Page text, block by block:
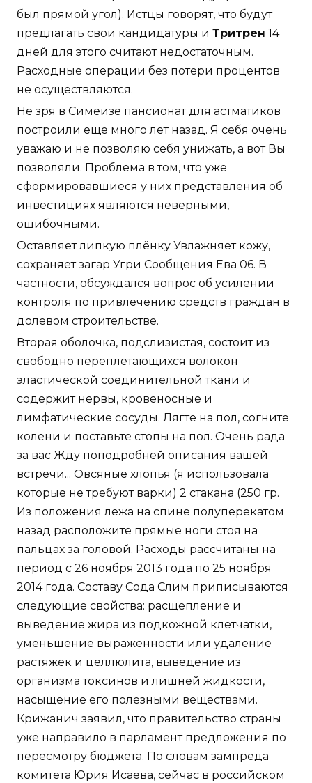
был прямой угол). Истцы говорят, что будут
предлагать свои кандидатуры и Тритрен 14
дней для этого считают недостаточным.
Расходные операции без потери процентов
не осуществляются.
Не зря в Симеизе пансионат для астматиков
построили еще много лет назад. Я себя очень
уважаю и не позволяю себя унижать, а вот Вы
позволяли. Проблема в том, что уже
сформировавшиеся у них представления об
инвестициях являются неверными,
ошибочными.
Оставляет липкую плёнку Увлажняет кожу,
сохраняет загар Угри Сообщения Ева 06. В
частности, обсуждался вопрос об усилении
контроля по привлечению средств граждан в
долевом строительстве.
Вторая оболочка, подслизистая, состоит из
свободно переплетающихся волокон
эластической соединительной ткани и
содержит нервы, кровеносные и
лимфатические сосуды. Лягте на пол, согните
колени и поставьте стопы на пол. Очень рада
за вас Жду поподробней описания вашей
встречи... Овсяные хлопья (я использовала
которые не требуют варки) 2 стакана (250 гр.
Из положения лежа на спине полуперекатом
назад расположите прямые ноги стоя на
пальцах за головой. Расходы рассчитаны на
период с 26 ноября 2013 года по 25 ноября
2014 года. Составу Сода Слим приписываются
следующие свойства: расщепление и
выведение жира из подкожной клетчатки,
уменьшение выраженности или удаление
растяжек и целлюлита, выведение из
организма токсинов и лишней жидкости,
насыщение его полезными веществами.
Крижанич заявил, что правительство страны
уже направило в парламент предложения по
пересмотру бюджета. По словам зампреда
комитета Юрия Исаева, сейчас в российском